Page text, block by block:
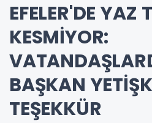
EFELER'DE YAZ
KESMİYOR:
BAŞKAN
TEŞEKKÜR